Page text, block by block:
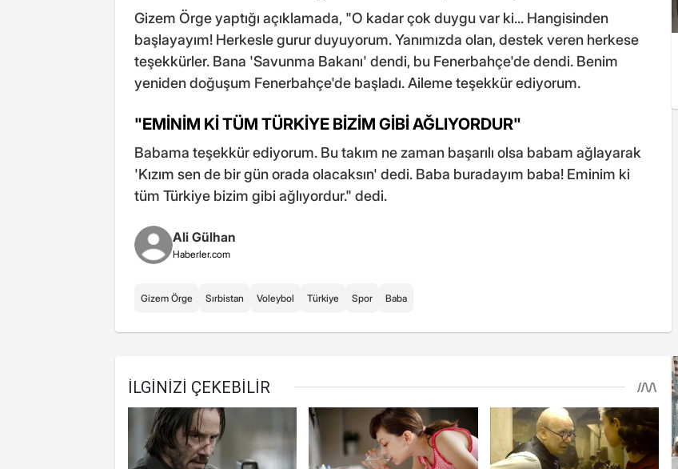
Gizem Örge yaptığı açıklamada, "O kadar çok duygu var ki... Hangisinden
başlayayım! Herkesle gurur duyuyorum. Yanımızda olan, destek veren herkese
teşekkürler. Bana 'Savunma Bakanı' dendi, bu Fenerbahçe'de dendi. Benim
yeniden doğuşum Fenerbahçe'de başladı. Aileme teşekkür ediyorum.
"EMİNİM Kİ TÜM TÜRKİYE BİZİM GİBİ AĞLIYORDUR"
Babama teşekkür ediyorum. Bu takım ne zaman başarılı olsa babam ağlayarak
'Kızım sen de bir gün orada olacaksın' dedi. Baba buradayım baba! Eminim ki
tüm Türkiye bizim gibi ağlıyordur." dedi.
Ali Gülhan
Haberler.com
Gizem Örge Sırbistan Voleybol Türkiye Spor Baba